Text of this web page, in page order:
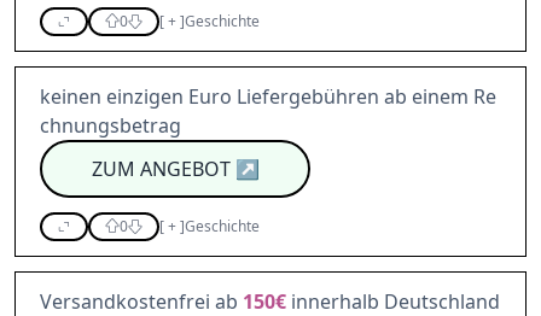
0 [+]Geschichte
keinen einzigen Euro Liefergebühren ab einem Re
chnungsbetrag
ZUM ANGEBOT↗
0 [+]Geschichte
Versandkostenfrei ab 150€ innerhalb Deutschland